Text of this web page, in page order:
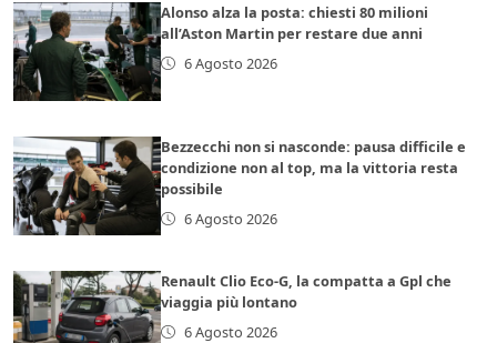
Alonso alza la posta: chiesti 80 milioni
all’Aston Martin per restare due anni
6 Agosto 2026
Bezzecchi non si nasconde: pausa difficile e
condizione non al top, ma la vittoria resta
possibile
6 Agosto 2026
Renault Clio Eco-G, la compatta a Gpl che
viaggia più lontano
6 Agosto 2026